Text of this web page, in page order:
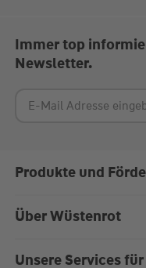
Immer top
Newsletter.
Produkte und
Bausparen
Über Wüstenrot
Über uns
Unsere Services für